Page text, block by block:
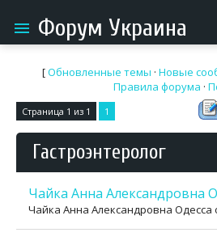
menu Форум Украина
[Обновленные темы · Новые
Правила форума ·
Страница 1 из 1 1
Гастроэнтеролог
Чайка Анна Александровна
Чайка Анна Александровна Одесса